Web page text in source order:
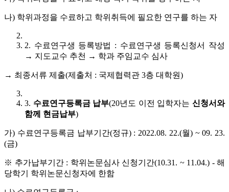
나) 학위과정을 수료하고 학위취득에 필요한 연구를 하는 자
2. 수료연구생 등록방법 : 수료연구생 등록신청서 작성
→ 지도교수 추천 → 학과 주임교수 심사
→ 최종서류 제출(제출처 : 국제협력관 3층 대학원)
3. 수료연구등록금 납부(20년도 이전 입학자는신청서와
함께 현금납부)
가) 수료연구등록금 납부기간(정규) : 2022.08. 22.(월) ~ 09. 23.
(금)
※ 추가납부기간 : 학위논문심사 신청기간(10.31. ~ 11.04.) - 해
당학기 학위논문신청자에 한함